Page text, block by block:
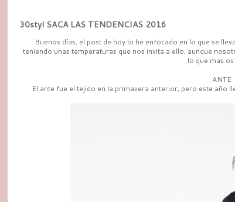
30styl SACA LAS TENDENCIAS 2016
Buenos días, el post de hoy lo he enfocado en lo que se
teniendo unas temperaturas que nos invita a ello, aunque
lo que mas
ANTE
El ante fue el tejido en la primavera anterior, pero este año